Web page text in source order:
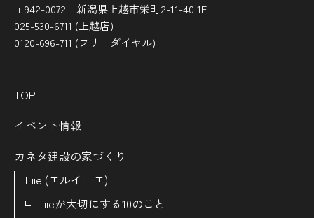
〒942-0072 新潟県上越市栄町2-11-40 1F
025-530-6711 (上越店)
0120-696-711 (フリーダイヤル)
TOP
イベント情報
カネタ建設の家づくり
Liie (エルイーエ)
Liieが大切にする10のこと